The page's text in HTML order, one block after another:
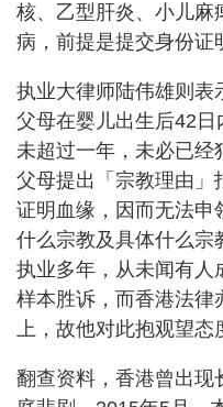
核、乙型肝炎、小儿麻
病，前提是提交身份证
执业大律师陆伟雄则表
父母在婴儿出生后42
未超过一年，未必已经
父母提出「宗教理由」
证明血缘，因而无法申
什么宗教及具体什么宗
执业多年，从未闻有人
样本胜诉，而香港法律
上，故他对此抱观望态
翻查资料，香港曾出现